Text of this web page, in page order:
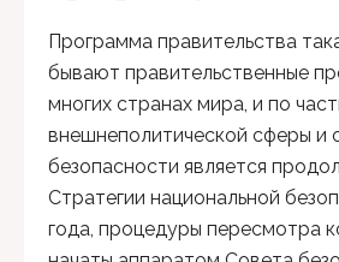
Программа правительства
бывают правительственные
многих странах мира, и по
внешнеполитической сферы и
безопасности является
Стратегии национальной
года, процедуры пересмотра